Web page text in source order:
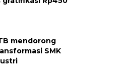
mendorong
SMK